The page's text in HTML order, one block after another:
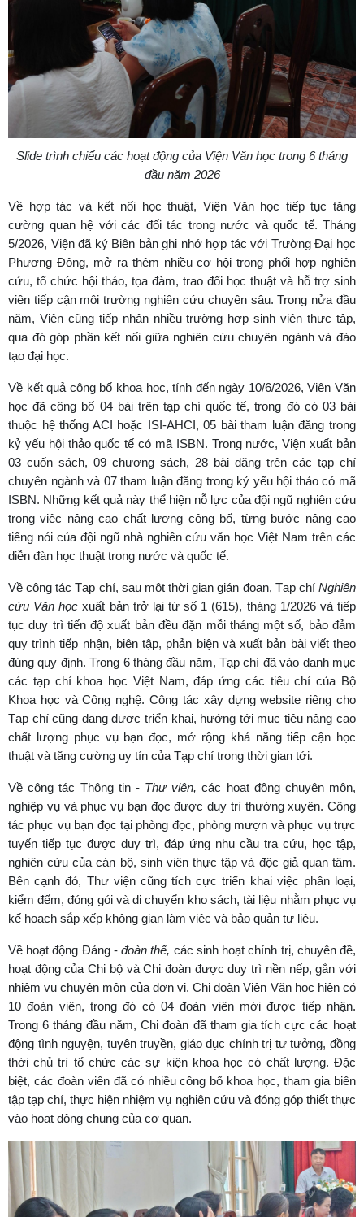
Slide trình chiếu các hoạt động của Viện Văn học trong 6 tháng
đầu năm 2026
Về hợp tác và kết nối học thuật, Viện Văn học tiếp tục tăng
cường quan hệ với các đối tác trong nước và quốc tế. Tháng
5/2026, Viện đã ký Biên bản ghi nhớ hợp tác với Trường Đại học
Phương Đông, mở ra thêm nhiều cơ hội trong phối hợp nghiên
cứu, tổ chức hội thảo, tọa đàm, trao đổi học thuật và hỗ trợ sinh
viên tiếp cận môi trường nghiên cứu chuyên sâu. Trong nửa đầu
năm, Viện cũng tiếp nhận nhiều trường hợp sinh viên thực tập,
qua đó góp phần kết nối giữa nghiên cứu chuyên ngành và đào
tạo đại học.
Về kết quả công bố khoa học,tính đến ngày 10/6/2026, Viện Văn
học đã công bố 04 bài trên tạp chí quốc tế, trong đó có 03 bài
thuộc hệ thống ACI hoặc ISI-AHCI, 05 bài tham luận đăng trong
kỷ yếu hội thảo quốc tế có mã ISBN. Trong nước, Viện xuất bản
03 cuốn sách, 09 chương sách, 28 bài đăng trên các tạp chí
chuyên ngành và 07 tham luận đăng trong kỷ yếu hội thảo có mã
ISBN. Những kết quả này thể hiện nỗ lực của đội ngũ nghiên cứu
trong việc nâng cao chất lượng công bố, từng bước nâng cao
tiếng nói của đội ngũ nhà nghiên cứu văn học Việt Nam trên các
diễn đàn học thuật trong nước và quốc tế.
Về công tác Tạp chí, sau một thời gian gián đoạn, Tạp chíNghiên
cứu Văn học xuất bản trở lại từ số 1 (615), tháng 1/2026 và tiếp
tục duy trì tiến độ xuất bản đều đặn mỗi tháng một số, bảo đảm
quy trình tiếp nhận, biên tập, phản biện và xuất bản bài viết theo
đúng quy định. Trong 6 tháng đầu năm, Tạp chí đã vào danh mục
các tạp chí khoa học Việt Nam, đáp ứng các tiêu chí của Bộ
Khoa học và Công nghệ. Công tác xây dựng website riêng cho
Tạp chí cũng đang được triển khai, hướng tới mục tiêu nâng cao
chất lượng phục vụ bạn đọc, mở rộng khả năng tiếp cận học
thuật và tăng cường uy tín của Tạp chí trong thời gian tới.
Về công tác Thông tin -Thư viện, các hoạt động chuyên môn,
nghiệp vụ và phục vụ bạn đọc được duy trì thường xuyên. Công
tác phục vụ bạn đọc tại phòng đọc, phòng mượn và phục vụ trực
tuyến tiếp tục được duy trì, đáp ứng nhu cầu tra cứu, học tập,
nghiên cứu của cán bộ, sinh viên thực tập và độc giả quan tâm.
Bên cạnh đó, Thư viện cũng tích cực triển khai việc phân loại,
kiểm đếm, đóng gói và di chuyển kho sách, tài liệu nhằm phục vụ
kế hoạch sắp xếp không gian làm việc và bảo quản tư liệu.
Về hoạt động Đảng -đoàn thể, các sinh hoạt chính trị, chuyên đề,
hoạt động của Chi bộ và Chi đoàn được duy trì nền nếp, gắn với
nhiệm vụ chuyên môn của đơn vị. Chi đoàn Viện Văn học hiện có
10 đoàn viên, trong đó có 04 đoàn viên mới được tiếp nhận.
Trong 6 tháng đầu năm, Chi đoàn đã tham gia tích cực các hoạt
động tình nguyện, tuyên truyền, giáo dục chính trị tư tưởng, đồng
thời chủ trì tổ chức các sự kiện khoa học có chất lượng. Đặc
biệt, các đoàn viên đã có nhiều công bố khoa học, tham gia biên
tập tạp chí, thực hiện nhiệm vụ nghiên cứu và đóng góp thiết thực
vào hoạt động chung của cơ quan.